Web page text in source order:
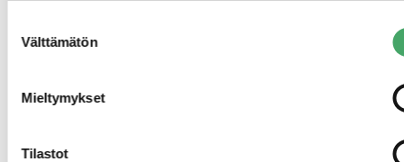
valinta
Välttämätön
Mieltymykset
Tilastot